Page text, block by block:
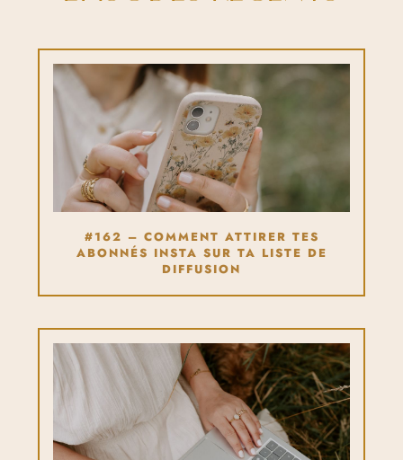
#162 – COMMENT ATTIRER TES
ABONNÉS INSTA SUR TA LISTE DE
DIFFUSION